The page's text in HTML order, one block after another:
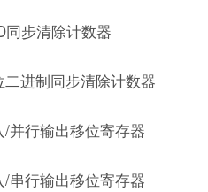
同步清除计数器
进制同步清除计数器
并行输出移位寄存器
串行输出移位寄存器